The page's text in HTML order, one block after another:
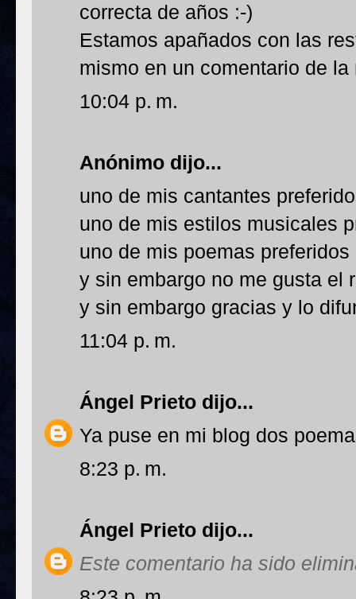
correcta de años :-)
Estamos apañados con las
mismo en un comentario de
10:04 p. m.
Anónimo dijo...
uno de mis cantantes
uno de mis estilos musicales
uno de mis poemas preferidos
y sin embargo no me gusta el
y sin embargo gracias y lo
11:04 p. m.
Ángel Prieto dijo...
Ya puse en mi blog dos
8:23 p. m.
Ángel Prieto dijo...
Este comentario ha sido